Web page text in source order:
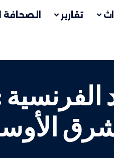
تقارير الصحافة